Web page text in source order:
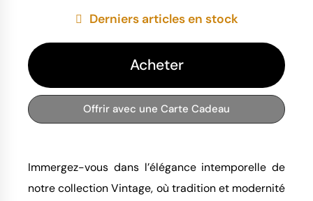
Derniers articles en stock
Acheter
Offrir avec une Carte Cadeau
Immergez-vous dans l’élégance intemporelle de
notre collection Vintage, où tradition et modernité